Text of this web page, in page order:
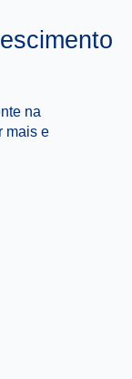
na
mais e